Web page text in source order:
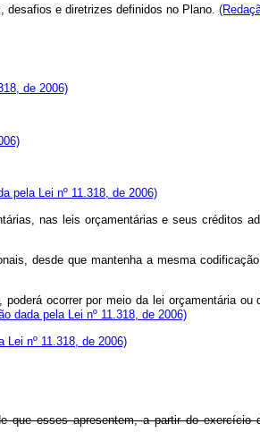
desafios e diretrizes definidos no Plano.
de 2006)
pela Lei nº 11.318, de 2006)
nas leis orçamentárias e seus créditos
desde que mantenha a mesma
ocorrer por meio da lei orçamentária
dada pela Lei nº 11.318, de 2006)
Lei nº 11.318, de 2006)
que esses apresentem, a partir do